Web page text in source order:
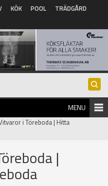
KÖK POOL
TRÄDGÅRD
MENU
i Töreboda | Hitta
|